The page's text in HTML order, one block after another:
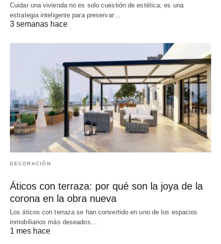
Cuidar una vivienda no es solo cuestión de estética; es una
estrategia inteligente para preservar…
3 semanas hace
DECORACIÓN
Áticos con terraza: por qué son la joya de la
corona en la obra nueva
Los áticos con terraza se han convertido en uno de los espacios
inmobiliarios más deseados…
1 mes hace